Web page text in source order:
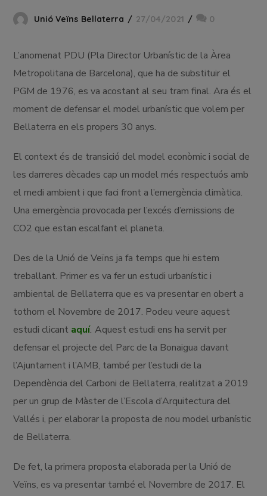
Unió Veïns Bellaterra 27/04/2021 0
L’anomenat PDU (Pla Director Urbanístic de la Àrea
Metropolitana de Barcelona), que ha de substituir el
PGM de 1976, es va acostant al seu tram final. Ara és el
moment de defensar el model urbanístic que volem per
Bellaterra en els propers 30 anys.
El context és de transició del model econòmic i social de
les darreres dècades cap un model més respectuós amb
el medi ambient i que faci front a l’emergència climàtica.
Una emergència provocada per l’excés d’emissions de
CO2 que estan escalfant el planeta.
Des de la Unió de Veïns ja fa temps que hi estem
treballant. Primer es va fer un estudi urbanístic i
ambiental de Bellaterra que es va presentar en obert a
tothom el Novembre de 2017. Podeu veure aquest
estudi clicant aquí. Aquest estudi ens ha servit per
defensar el projecte del Parc de la Bonaigua davant
l’Ajuntament i l’AMB, també per l’estudi de la
Dependència del Carboni de Bellaterra, realitzat a 2019
per un grup de Màster de l’Escola d’Arquitectura del
Vallés i, per elaborar la proposta de nou model urbanístic
de Bellaterra.
De fet, la primera proposta elaborada per la Unió de
Veïns, es va presentar també el Novembre de 2017. El